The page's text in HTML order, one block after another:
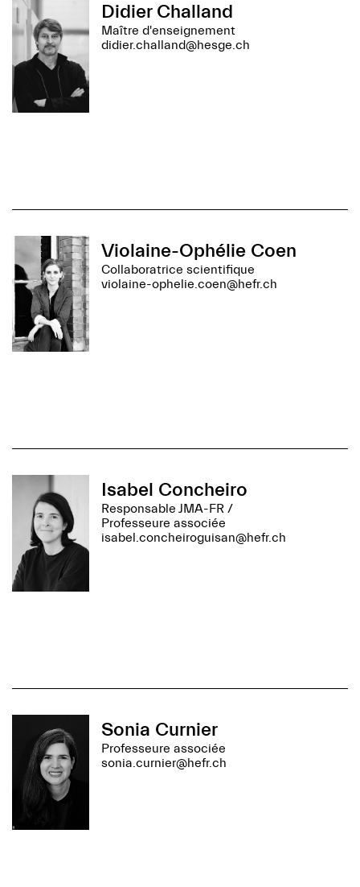
Didier Challand
Maître d'enseignement
didier.challand@hesge.ch
Violaine-Ophélie Coen
Collaboratrice scientifique
violaine-ophelie.coen@hefr.ch
Isabel Concheiro
Responsable JMA-FR /
Professeure associée
isabel.concheiroguisan@hefr.ch
Sonia Curnier
Professeure associée
sonia.curnier@hefr.ch